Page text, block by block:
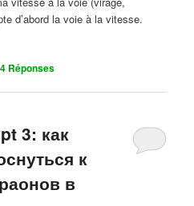
d’abord la voie à la vitesse.
4 Réponses
3: как
к
в